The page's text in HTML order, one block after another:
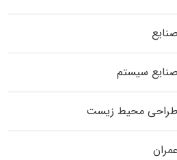
سیستم
طراحی محیط زیست